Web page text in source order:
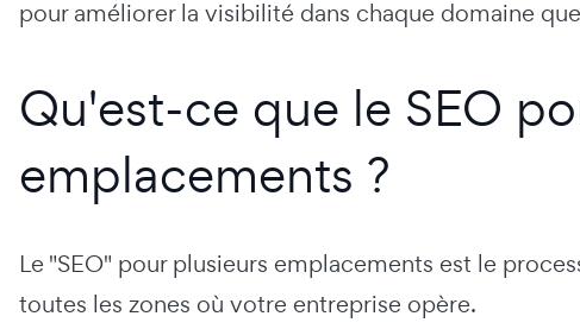
pour améliorer la visibilité dans chaque domaine
Qu'est-ce que le SEO
emplacements ?
Le "SEO" pour plusieurs emplacements est le
toutes les zones où votre entreprise opère.